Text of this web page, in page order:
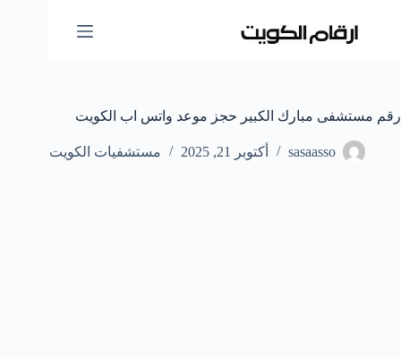
المحتوى
رقم مستشفى مبارك الكبير حجز موعد واتس اب الكويت
sasaasso أكتوبر 21, 2025 مستشفيات الكويت